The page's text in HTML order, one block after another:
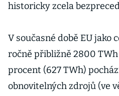
historicky zcela
V současné době EU jako
ročně přibližně 2800
procent (627 TWh)
obnovitelných zdrojů (ve